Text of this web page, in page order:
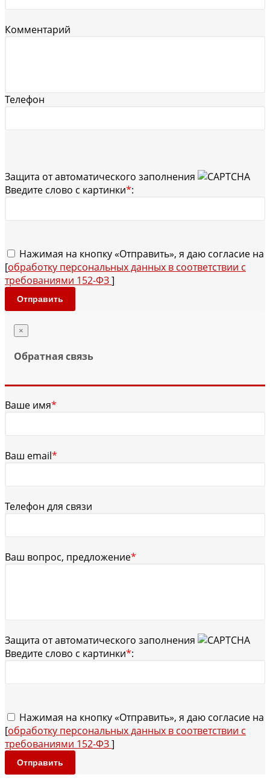
Комментарий
Телефон
Защита от автоматического заполнения
Введите слово с картинки*:
Нажимая на кнопку «Отправить», я даю согласие на
[обработку персональных данных в соответствии с
требованиями 152-ФЗ]
Отправить
×
Обратная связь
Ваше имя*
Ваш email*
Телефон для связи
Ваш вопрос, предложение*
Защита от автоматического заполнения
Введите слово с картинки*:
Нажимая на кнопку «Отправить», я даю согласие на
[обработку персональных данных в соответствии с
требованиями 152-ФЗ]
Отправить